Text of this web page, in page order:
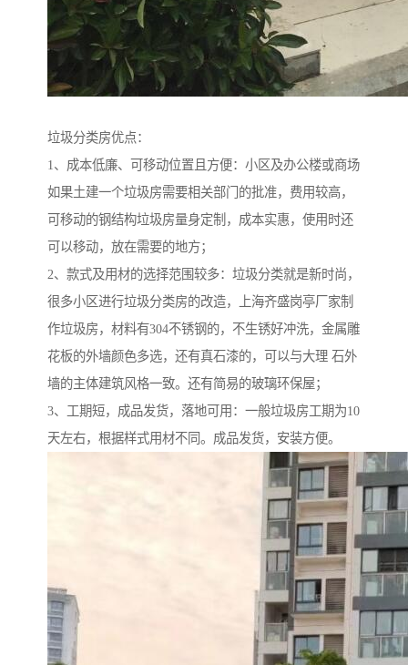
垃圾分类房优点：
1、成本低廉、可移动位置且方便：小区及办公楼或商场
如果土建一个垃圾房需要相关部门的批准，费用较高，
可移动的钢结构垃圾房量身定制，成本实惠，使用时还
可以移动，放在需要的地方；
2、款式及用材的选择范围较多：垃圾分类就是新时尚，
很多小区进行垃圾分类房的改造，上海齐盛岗亭厂家制
作垃圾房，材料有304不锈钢的，不生锈好冲洗，金属雕
花板的外墙颜色多选，还有真石漆的，可以与大理 石外
墙的主体建筑风格一致。还有简易的玻璃环保屋；
3、工期短，成品发货，落地可用：一般垃圾房工期为10
天左右，根据样式用材不同。成品发货，安装方便。